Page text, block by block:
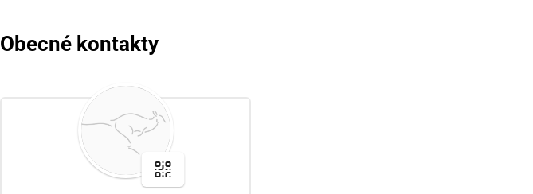
Obecné kontakty